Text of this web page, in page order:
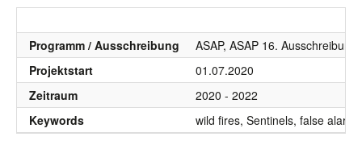
Programm / Ausschreibung
ASAP, ASAP 16. Ausschreibung
Projektstart
01.07.2020
Zeitraum
2020 - 2022
Keywords
wild fires, Sentinels, false alarms